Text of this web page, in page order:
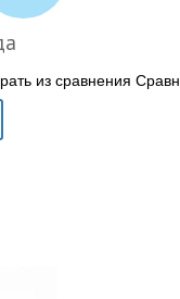
из сравнения